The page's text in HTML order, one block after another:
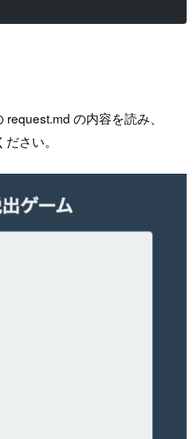
の内容を読み、
さい。